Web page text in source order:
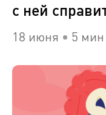
с ней
18 июня 5 мин